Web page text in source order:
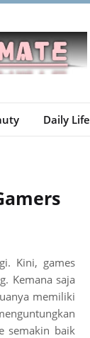
Daily Life
Kini, games
Kemana saja
memiliki
semakin baik